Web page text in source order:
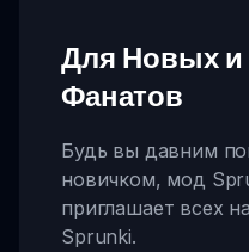
Для Новых
Фанатов
Будь вы давним
новичком, мод
приглашает всех
Sprunki.